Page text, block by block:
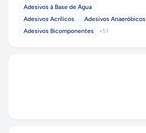
Adesivos à Base de Água
Adesivos Acrílicos
Adesivos Anaeróbicos
Adesivos Bicomponentes
+51